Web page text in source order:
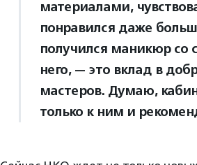
материалами,
понравился даже
получился маникюр со
него, — это вклад в
мастеров. Думаю,
только к ним и